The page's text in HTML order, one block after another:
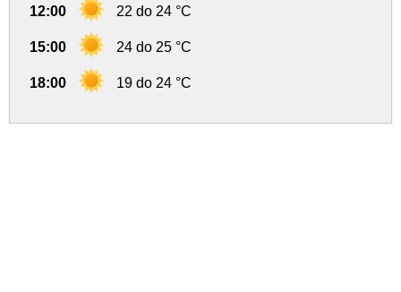
12:00 22 do 24 °C
15:00 24 do 25 °C
18:00 19 do 24 °C